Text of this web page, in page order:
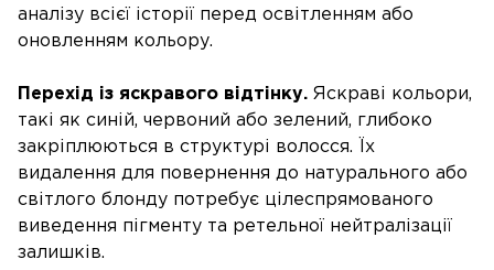
аналізу всієї історії перед освітленням або
оновленням кольору.
Перехід із яскравого відтінку. Яскраві кольори,
такі як синій, червоний або зелений, глибоко
закріплюються в структурі волосся. Їх
видалення для повернення до натурального або
світлого блонду потребує цілеспрямованого
виведення пігменту та ретельної нейтралізації
залишків.